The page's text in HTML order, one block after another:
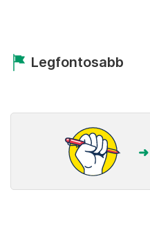
Legfontosabb